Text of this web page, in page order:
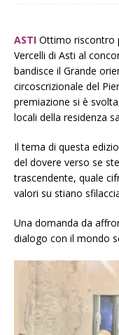
ASTI Ottimo riscontro
Vercelli di Asti al
bandisce il Grande
circoscrizionale del
premiazione si è
locali della residenza
Il tema di questa
del dovere verso se
trascendente, quale
valori su stiano
Una domanda da
dialogo con il mondo